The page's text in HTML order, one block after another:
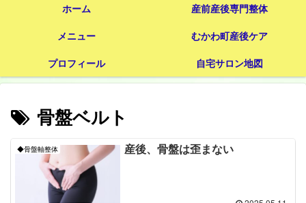
ホーム
産前産後専門整体
メニュー
むかわ町産後ケア
プロフィール
自宅サロン地図
骨盤ベルト
◆骨盤軸整体 産後、骨盤は歪まない